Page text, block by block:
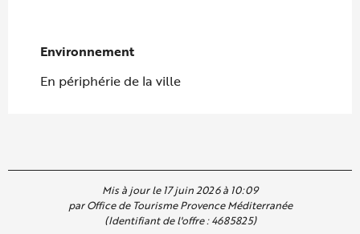
Environnement
Environnement
En périphérie de la ville
Mis à jour le 17 juin 2026 à 10:09
par Office de Tourisme Provence Méditerranée
(Identifiant de l'offre :4685825)